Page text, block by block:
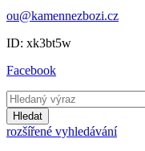
ou@kamennezbozi.cz
ID: xk3bt5w
Facebook
Hledat
rozšířené vyhledávání